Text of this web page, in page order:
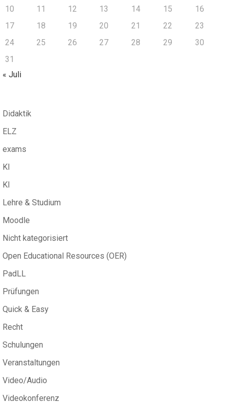
10
11 12 13 14 15
16
17
18 19 20 21 22
23
24
25 26 27 28 29
30
31
« Juli
Didaktik
ELZ
exams
KI
KI
Lehre & Studium
Moodle
Nicht kategorisiert
Open Educational Resources (OER)
PadLL
Prüfungen
Quick & Easy
Recht
Schulungen
Veranstaltungen
Video/Audio
Videokonferenz